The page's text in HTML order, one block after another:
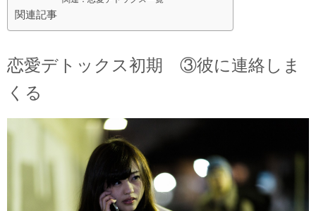
関連記事
恋愛デトックス初期 ③彼に連絡しま
くる